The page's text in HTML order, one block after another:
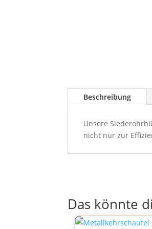
Beschreibung
Unsere
nicht nur zur
Das könnte